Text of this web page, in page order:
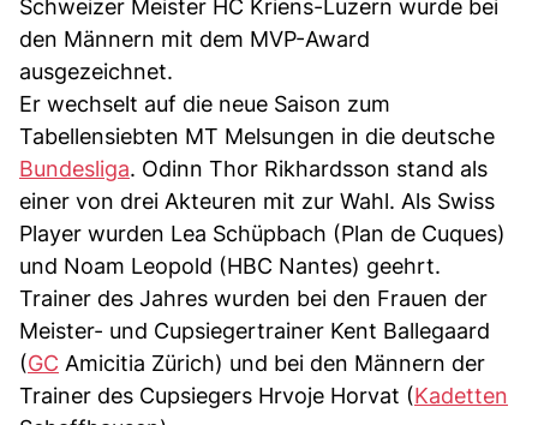
Schweizer Meister HC Kriens-Luzern wurde bei
den Männern mit dem MVP-Award
ausgezeichnet.
Er wechselt auf die neue Saison zum
Tabellensiebten MT Melsungen in die deutsche
Bundesliga. Odinn Thor Rikhardsson stand als
einer von drei Akteuren mit zur Wahl. Als Swiss
Player wurden Lea Schüpbach (Plan de Cuques)
und Noam Leopold (HBC Nantes) geehrt.
Trainer des Jahres wurden bei den Frauen der
Meister- und Cupsiegertrainer Kent Ballegaard
(GC Amicitia Zürich) und bei den Männern der
Trainer des Cupsiegers Hrvoje Horvat (Kadetten